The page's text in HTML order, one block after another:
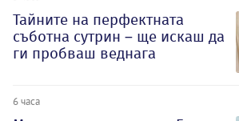
Тайните на перфектната
съботна сутрин – ще искаш да
ги пробваш веднага
6 часа